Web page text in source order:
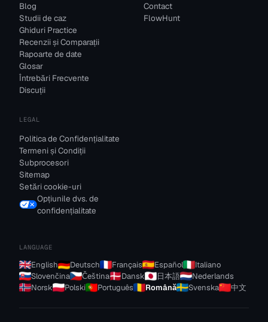
Blog
Studii de caz
Ghiduri Practice
Recenzii și Comparații
Rapoarte de date
Glosar
Întrebări Frecvente
Discuții
Contact
FlowHunt
LEGAL
Politica de Confidențialitate
Termeni și Condiții
Subprocesori
Sitemap
Setări cookie-uri
Opțiunile dvs. de
confidențialitate
LANGUAGE
English Deutsch Français Español
Italiano
Slovenčina
Čeština Dansk 日本語
Nederlands
Norsk
Polski Português Română Svenska 中文